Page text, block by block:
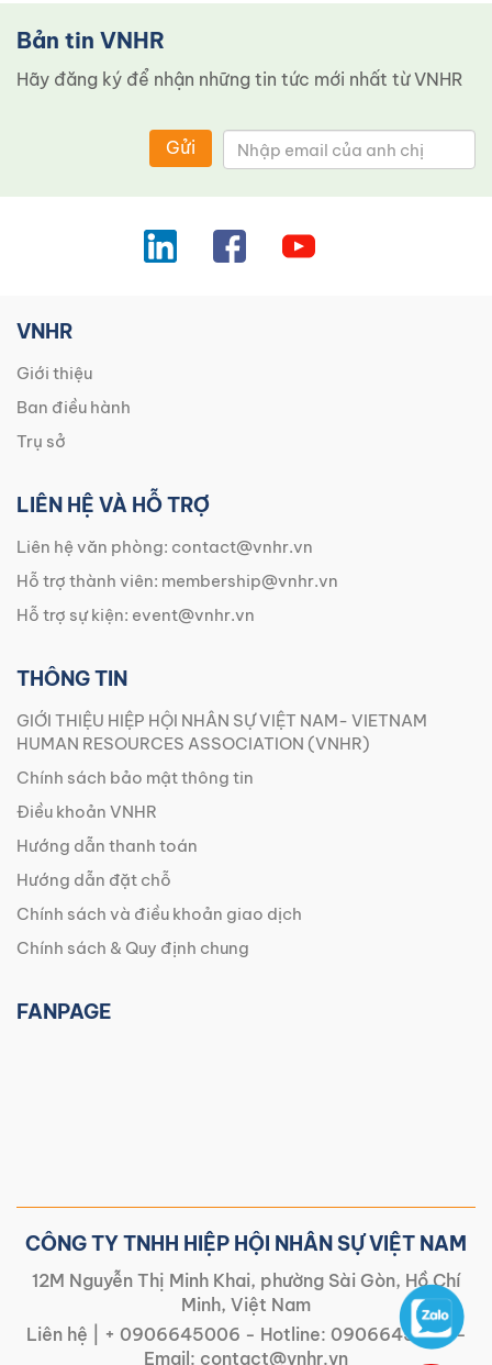
Bản tin VNHR
Hãy đăng ký để nhận những tin tức mới nhất từ ​​VNHR
Gửi
VNHR
Giới thiệu
Ban điều hành
Trụ sở
LIÊN HỆ VÀ HỖ TRỢ
Liên hệ văn phòng: contact@vnhr.vn
Hỗ trợ thành viên: membership@vnhr.vn
Hỗ trợ sự kiện: event@vnhr.vn
THÔNG TIN
GIỚI THIỆU HIỆP HỘI NHÂN SỰ VIỆT NAM- VIETNAM
HUMAN RESOURCES ASSOCIATION (VNHR)
Chính sách bảo mật thông tin
Điều khoản VNHR
Hướng dẫn thanh toán
Hướng dẫn đặt chỗ
Chính sách và điều khoản giao dịch
Chính sách & Quy định chung
FANPAGE
CÔNG TY TNHH HIỆP HỘI NHÂN SỰ VIỆT NAM
12M Nguyễn Thị Minh Khai, phường Sài Gòn, Hồ Chí
Minh, Việt Nam
Liên hệ |
+ 0906645006 - Hotline: 0906645006-
Email: contact@vnhr.vn